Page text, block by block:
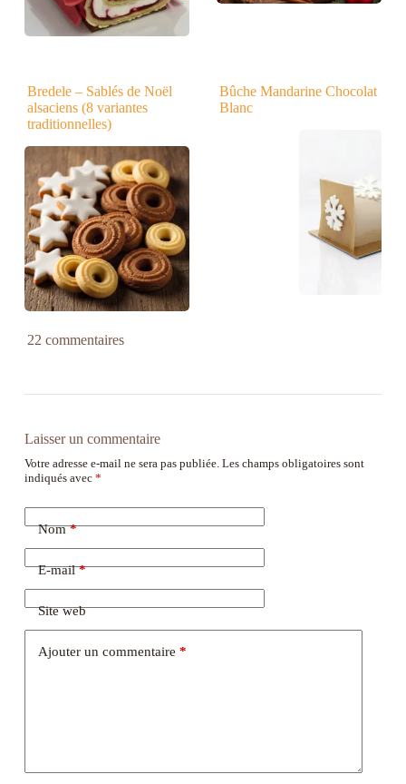
Bredele – Sablés de Noël
alsaciens (8 variantes
traditionnelles)
Bûche Mandarine Chocolat
Blanc
22 commentaires
Laisser un commentaire
Votre adresse e-mail ne sera pas publiée. Les champs obligatoires sont
indiqués avec *
Nom*
E-mail*
Site web
Ajouter un commentaire *